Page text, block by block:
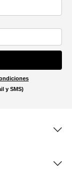
y SMS)